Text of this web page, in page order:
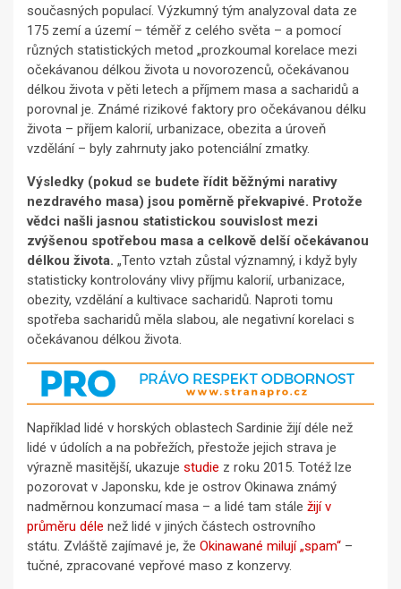
současných populací. Výzkumný tým analyzoval data ze
175 zemí a území – téměř z celého světa – a pomocí
různých statistických metod „prozkoumal korelace mezi
očekávanou délkou života u novorozenců, očekávanou
délkou života v pěti letech a příjmem masa a sacharidů a
porovnal je. Známé rizikové faktory pro očekávanou délku
života – příjem kalorií, urbanizace, obezita a úroveň
vzdělání – byly zahrnuty jako potenciální zmatky.
Výsledky (pokud se budete řídit běžnými narativy
nezdravého masa) jsou poměrně překvapivé. Protože
vědci našli jasnou statistickou souvislost mezi
zvýšenou spotřebou masa a celkově delší očekávanou
délkou života. „Tento vztah zůstal významný, i když byly
statisticky kontrolovány vlivy příjmu kalorií, urbanizace,
obezity, vzdělání a kultivace sacharidů. Naproti tomu
spotřeba sacharidů měla slabou, ale negativní korelaci s
očekávanou délkou života.
Například lidé v horských oblastech Sardinie žijí déle než
lidé v údolích a na pobřežích, přestože jejich strava je
výrazně masitější, ukazuje studie z roku 2015. Totéž lze
pozorovat v Japonsku, kde je ostrov Okinawa známý
nadměrnou konzumací masa – a lidé tam stále žijí v
průměru déle než lidé v jiných částech ostrovního
státu. Zvláště zajímavé je, že Okinawané milují „spam“ –
tučné, zpracované vepřové maso z konzervy.